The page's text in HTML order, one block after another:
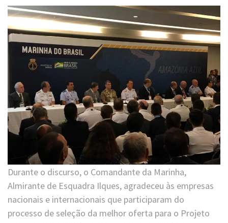
Durante o discurso, o Comandante da Marinha,
Almirante de Esquadra Ilques, agradeceu às empresas
nacionais e internacionais que participaram do
processo de seleção da melhor oferta para o Projeto